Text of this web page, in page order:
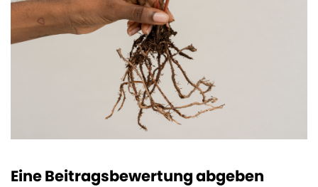
Eine Beitragsbewertung abgeben